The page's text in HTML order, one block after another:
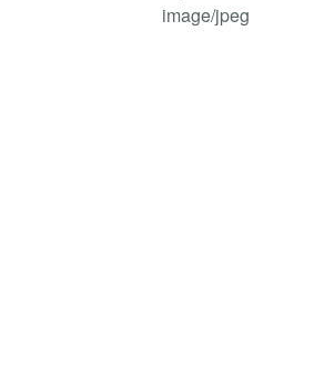
image/jpeg